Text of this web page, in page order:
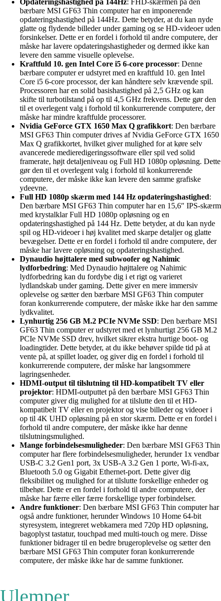
Opdateringshastighed på 144Hz: FHD-skærmen på den
bærbare MSI GF63 Thin computer har en imponerende
opdateringshastighed på 144Hz. Dette betyder, at du kan nyde
glatte og flydende billeder under gaming og se HD-videoer uden
forsinkelser. Dette er en fordel i forhold til andre computere, der
måske har lavere opdateringshastigheder og dermed ikke kan
levere den samme visuelle oplevelse.
Kraftfuld 10. gen Intel Core i5 6-core processor: Denne
bærbare computer er udstyret med en kraftfuld 10. gen Intel
Core i5 6-core processor, der kan håndtere selv krævende spil.
Processoren har en solid basishastighed på 2,5 GHz og kan
skifte til turbotilstand på op til 4,5 GHz frekvens. Dette gør den
til et overlegent valg i forhold til konkurrerende computere, der
måske har mindre kraftfulde processorer.
Nvidia GeForce GTX 1650 Max Q grafikkort: Den bærbare
MSI GF63 Thin computer drives af Nvidia GeForce GTX 1650
Max Q grafikkortet, hvilket giver mulighed for at køre selv
avancerede medieredigeringssoftware eller spil ved solid
framerate, højt detaljeniveau og Full HD 1080p opløsning. Dette
gør den til et overlegent valg i forhold til konkurrerende
computere, der måske ikke kan levere den samme grafiske
ydeevne.
Full HD 1080p skærm med 144 Hz opdateringshastighed:
Den bærbare MSI GF63 Thin computer har en 15,6″ IPS-skærm
med krystalklar Full HD 1080p opløsning og en
opdateringshastighed på 144 Hz. Dette betyder, at du kan nyde
spil og HD-videoer i høj kvalitet med skarpe detaljer og glatte
bevægelser. Dette er en fordel i forhold til andre computere, der
måske har lavere opløsning og opdateringshastighed.
Dynaudio højttalere med subwoofer og Nahimic
lydforbedring: Med Dynaudio højttalere og Nahimic
lydforbedring kan du fordybe dig i et rigt og varieret
lydlandskab under gaming. Dette giver en mere immersiv
oplevelse og sætter den bærbare MSI GF63 Thin computer
foran konkurrerende computere, der måske ikke har den samme
lydkvalitet.
Lynhurtig 256 GB M.2 PCIe NVMe SSD: Den bærbare MSI
GF63 Thin computer er udstyret med et lynhurtigt 256 GB M.2
PCIe NVMe SSD drev, hvilket sikrer ekstra hurtige boot- og
loadingtider. Dette betyder, at du ikke behøver spilde tid på at
vente på, at spillet loader, og giver dig en fordel i forhold til
konkurrerende computere, der måske har langsommere
lagringsenheder.
HDMI-output til tilslutning til HD-kompatibelt TV eller
projektor: HDMI-outputtet på den bærbare MSI GF63 Thin
computer giver dig mulighed for at tilslutte den til et HD-
kompatibelt TV eller en projektor og vise billeder og videoer i
op til 4K UHD opløsning på en stor skærm. Dette er en fordel i
forhold til andre computere, der måske ikke har denne
tilslutningsmulighed.
Mange forbindelsesmuligheder: Den bærbare MSI GF63 Thin
computer har flere forbindelsesmuligheder, herunder 1x vendbar
USB-C 3.2 Gen1 port, 3x USB-A 3.2 Gen 1 porte, Wi-fi-ax,
Bluetooth 5.0 og Gigabit Ethernet-port. Dette giver dig
fleksibilitet og mulighed for at tilslutte forskellige enheder og
tilbehør. Dette er en fordel i forhold til andre computere, der
måske har færre eller færre forskellige typer forbindelser.
Andre funktioner: Den bærbare MSI GF63 Thin computer har
også andre funktioner, herunder Windows 10 Home 64-bit
styresystem, integreret webkamera med 720p HD opløsning,
bagoplyst tastatur, touchpad med multi-touch og mere. Disse
funktioner bidrager til en bedre brugeroplevelse og sætter den
bærbare MSI GF63 Thin computer foran konkurrerende
computere, der måske ikke har de samme funktioner.
Ulemper